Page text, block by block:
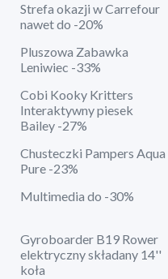
Strefa okazji w Carrefour
nawet do -20%
Pluszowa Zabawka
Leniwiec -33%
Cobi Kooky Kritters
Interaktywny piesek
Bailey -27%
Chusteczki Pampers Aqua
Pure -23%
Multimedia do -30%
Gyroboarder B19 Rower
elektryczny składany 14''
koła